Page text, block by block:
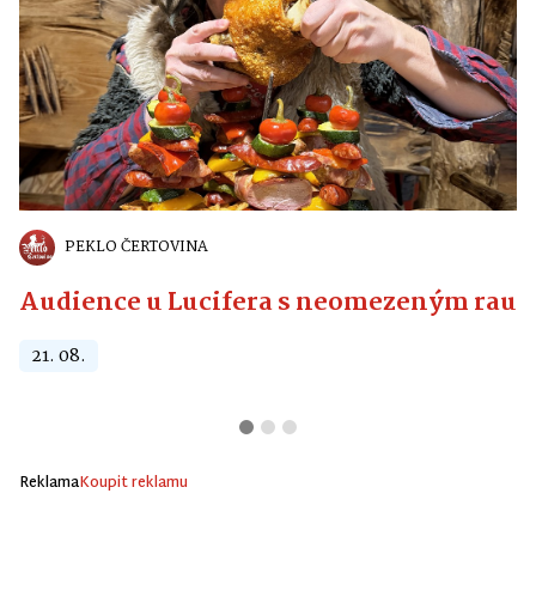
PEKLO ČERTOVINA
Audience u Lucifera s neomezeným
21. 08.
ReklamaKoupit reklamu